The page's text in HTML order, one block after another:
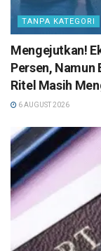
TANPA KATEGORI
Mengejutkan!
Persen, Namun
Ritel Masih
6 AUGUST 2026